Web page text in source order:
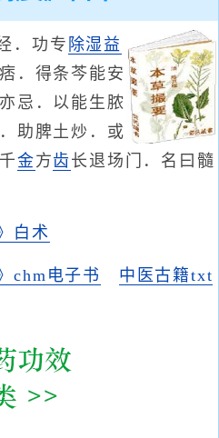
．功专 除湿 益
．得条芩能安
忌．以能生脓
助脾土炒．或
金方齿长退场门．名曰髓
白术
chm电子书
中医古籍txt